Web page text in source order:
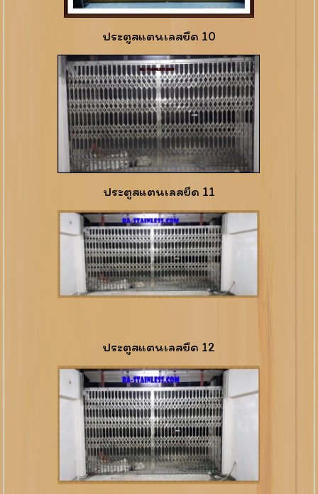
ประตูสแตนเลสยืด 10
ประตูสแตนเลสยืด 11
ประตูสแตนเลสยืด 12